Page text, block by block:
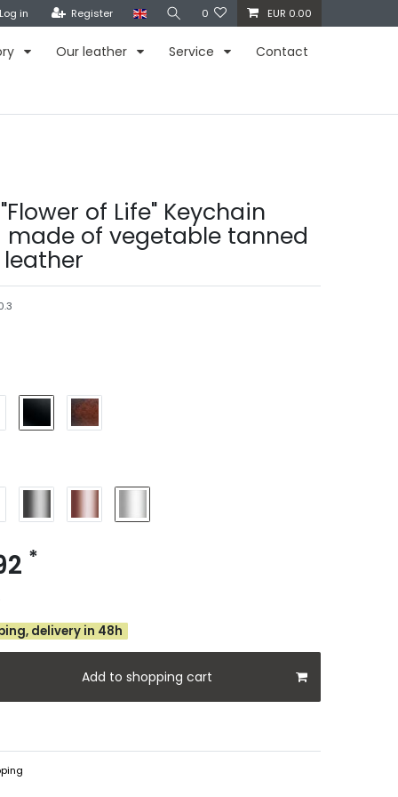
Log in Register 0 EUR 0.00
Our leather Service Contact
"Flower of Life" Keychain
made of vegetable tanned
*
delivery in 48h
Add to shopping cart